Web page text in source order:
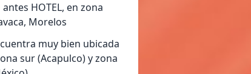
antes HOTEL, en zona
Morelos
muy bien ubicada
sur (Acapulco) y zona